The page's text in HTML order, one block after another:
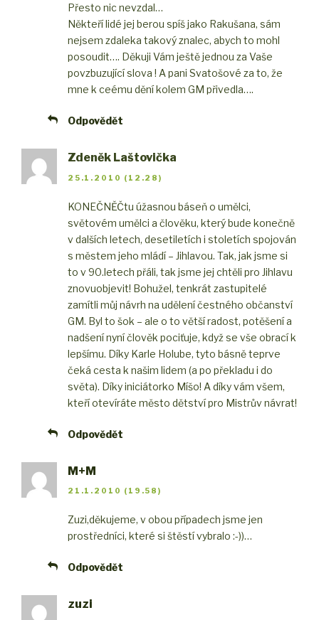
Přesto nic nevzdal…
Někteří lidé jej berou spíš jako Rakušana, sám
nejsem zdaleka takový znalec, abych to mohl
posoudit…. Děkuji Vám ještě jednou za Vaše
povzbuzující slova ! A pani Svatošové za to, že
mne k ceému dění kolem GM přivedla….
Odpovědět
Zdeněk Laštovička
25.1.2010 (12.28)
KONEČNĚČtu úžasnou báseň o umělci,
světovém umělci a člověku, který bude konečně
v dalších letech, desetiletích i stoletích spojován
s městem jeho mládí – Jihlavou. Tak, jak jsme si
to v 90.letech přáli, tak jsme jej chtěli pro Jihlavu
znovuobjevit! Bohužel, tenkrát zastupitelé
zamítli můj návrh na udělení čestného občanství
GM. Byl to šok – ale o to větší radost, potěšení a
nadšení nyní člověk pociťuje, když se vše obrací k
lepšímu. Díky Karle Holube, tyto básně teprve
čeká cesta k našim lidem (a po překladu i do
světa). Díky iniciátorko Míšo! A díky vám všem,
kteří otevíráte město dětství pro Mistrův návrat!
Odpovědět
M+M
21.1.2010 (19.58)
Zuzi,děkujeme, v obou případech jsme jen
prostředníci, které si štěstí vybralo :-))…
Odpovědět
zuzi